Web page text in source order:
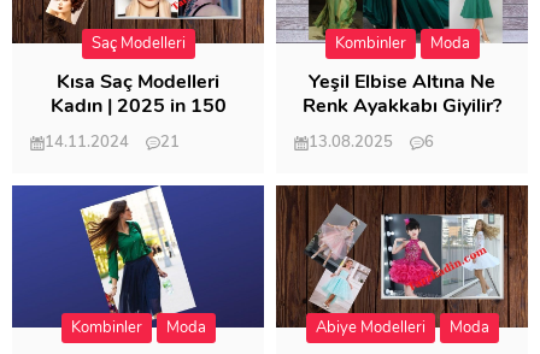
Saç Modelleri
Kısa Saç Modelleri
Kadın | 2025 in 150
Modeli
14.11.2024
21
Kombinler Moda
Yeşil Elbise Altına Ne
Renk Ayakkabı Giyilir?
13.08.2025
6
Kombinler Moda Abiye Modelleri Moda